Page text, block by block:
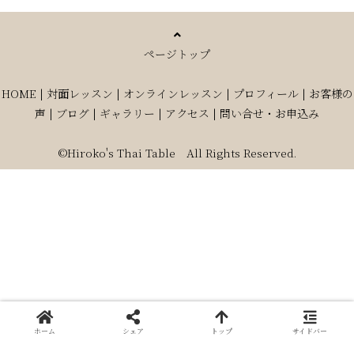
ページトップ
HOME | 対面レッスン | オンラインレッスン | プロフィール| お客様の
声 | ブログ | ギャラリー | アクセス | 問い合せ・お申込み
©Hiroko's Thai Table All Rights Reserved.
ホーム シェア トップ サイドバー